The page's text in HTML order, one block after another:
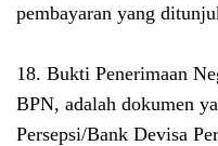
pembayaran yang
18. Bukti Penerimaan
BPN, adalah dokumen
Persepsi/Bank Devisa